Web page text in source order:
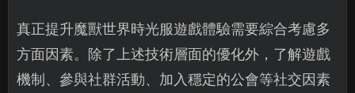
真正提升魔獸世界時光服遊戲體驗需要綜合考慮多
方面因素。除了上述技術層面的優化外，了解遊戲
機制、參與社群活動、加入穩定的公會等社交因素